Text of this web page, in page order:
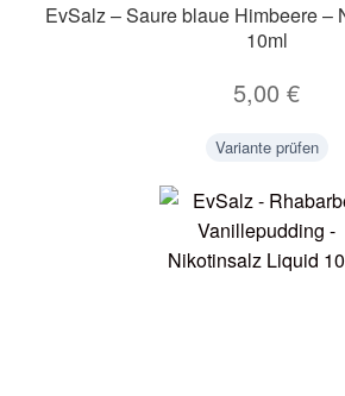
EvSalz – Saure blaue Himbeere –
10ml
5,00 €
Variante prüfen